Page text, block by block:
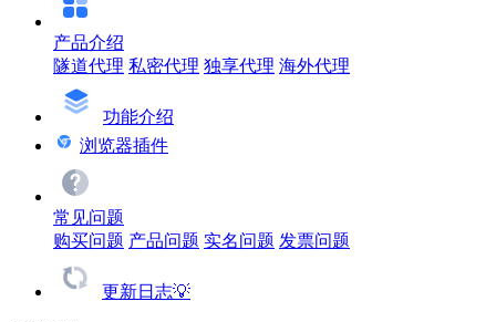
产品介绍
隧道代理 私密代理 独享代理 海外代理
功能介绍
浏览器插件
常见问题
购买问题 产品问题 实名问题 发票问题
更新日志💡